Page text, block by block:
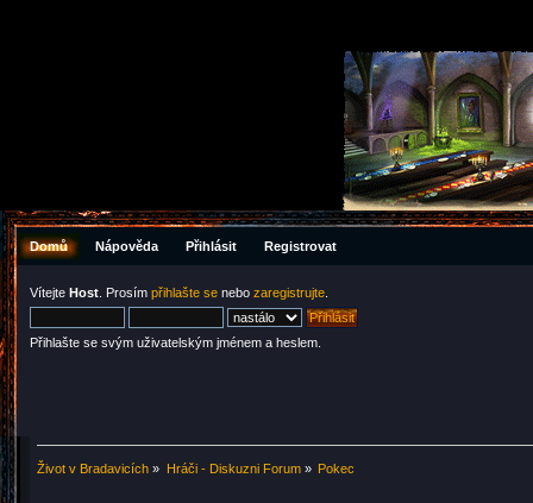
Domů Nápověda Přihlásit Registrovat
Vítejte Host . Prosím přihlašte se nebo zaregistrujte
Přihlašte se svým uživatelským jménem a heslem.
Život v Bradavicích » Hráči - Diskuzni Forum» Pokec